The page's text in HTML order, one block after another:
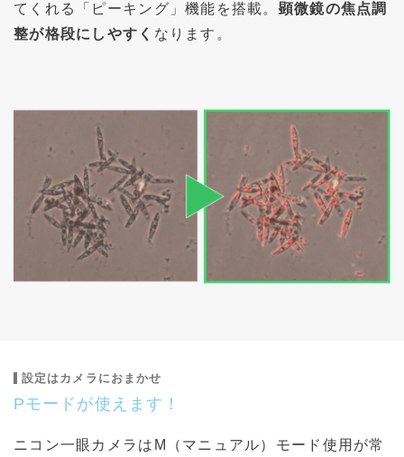
てくれる「ピーキング」機能を搭載。 顕微鏡の焦点調
整が格段にしやすく なります。
設定はカメラにおまかせ
Pモードが使えます！
ニコン一眼カメラはM（マニュアル）モード使用が常